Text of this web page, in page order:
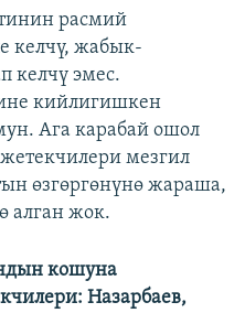
расмий
келчү, жабык-
келчү эмес.
кийлигишкен
Ага карабай ошол
мезгил
өзгөргөнүнө жараша,
алган жок.
кошуна
Назарбаев,